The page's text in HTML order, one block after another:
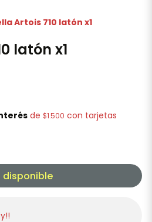
Artois 710 latón x1
latón x1
de $1.500 con tarjetas
disponible